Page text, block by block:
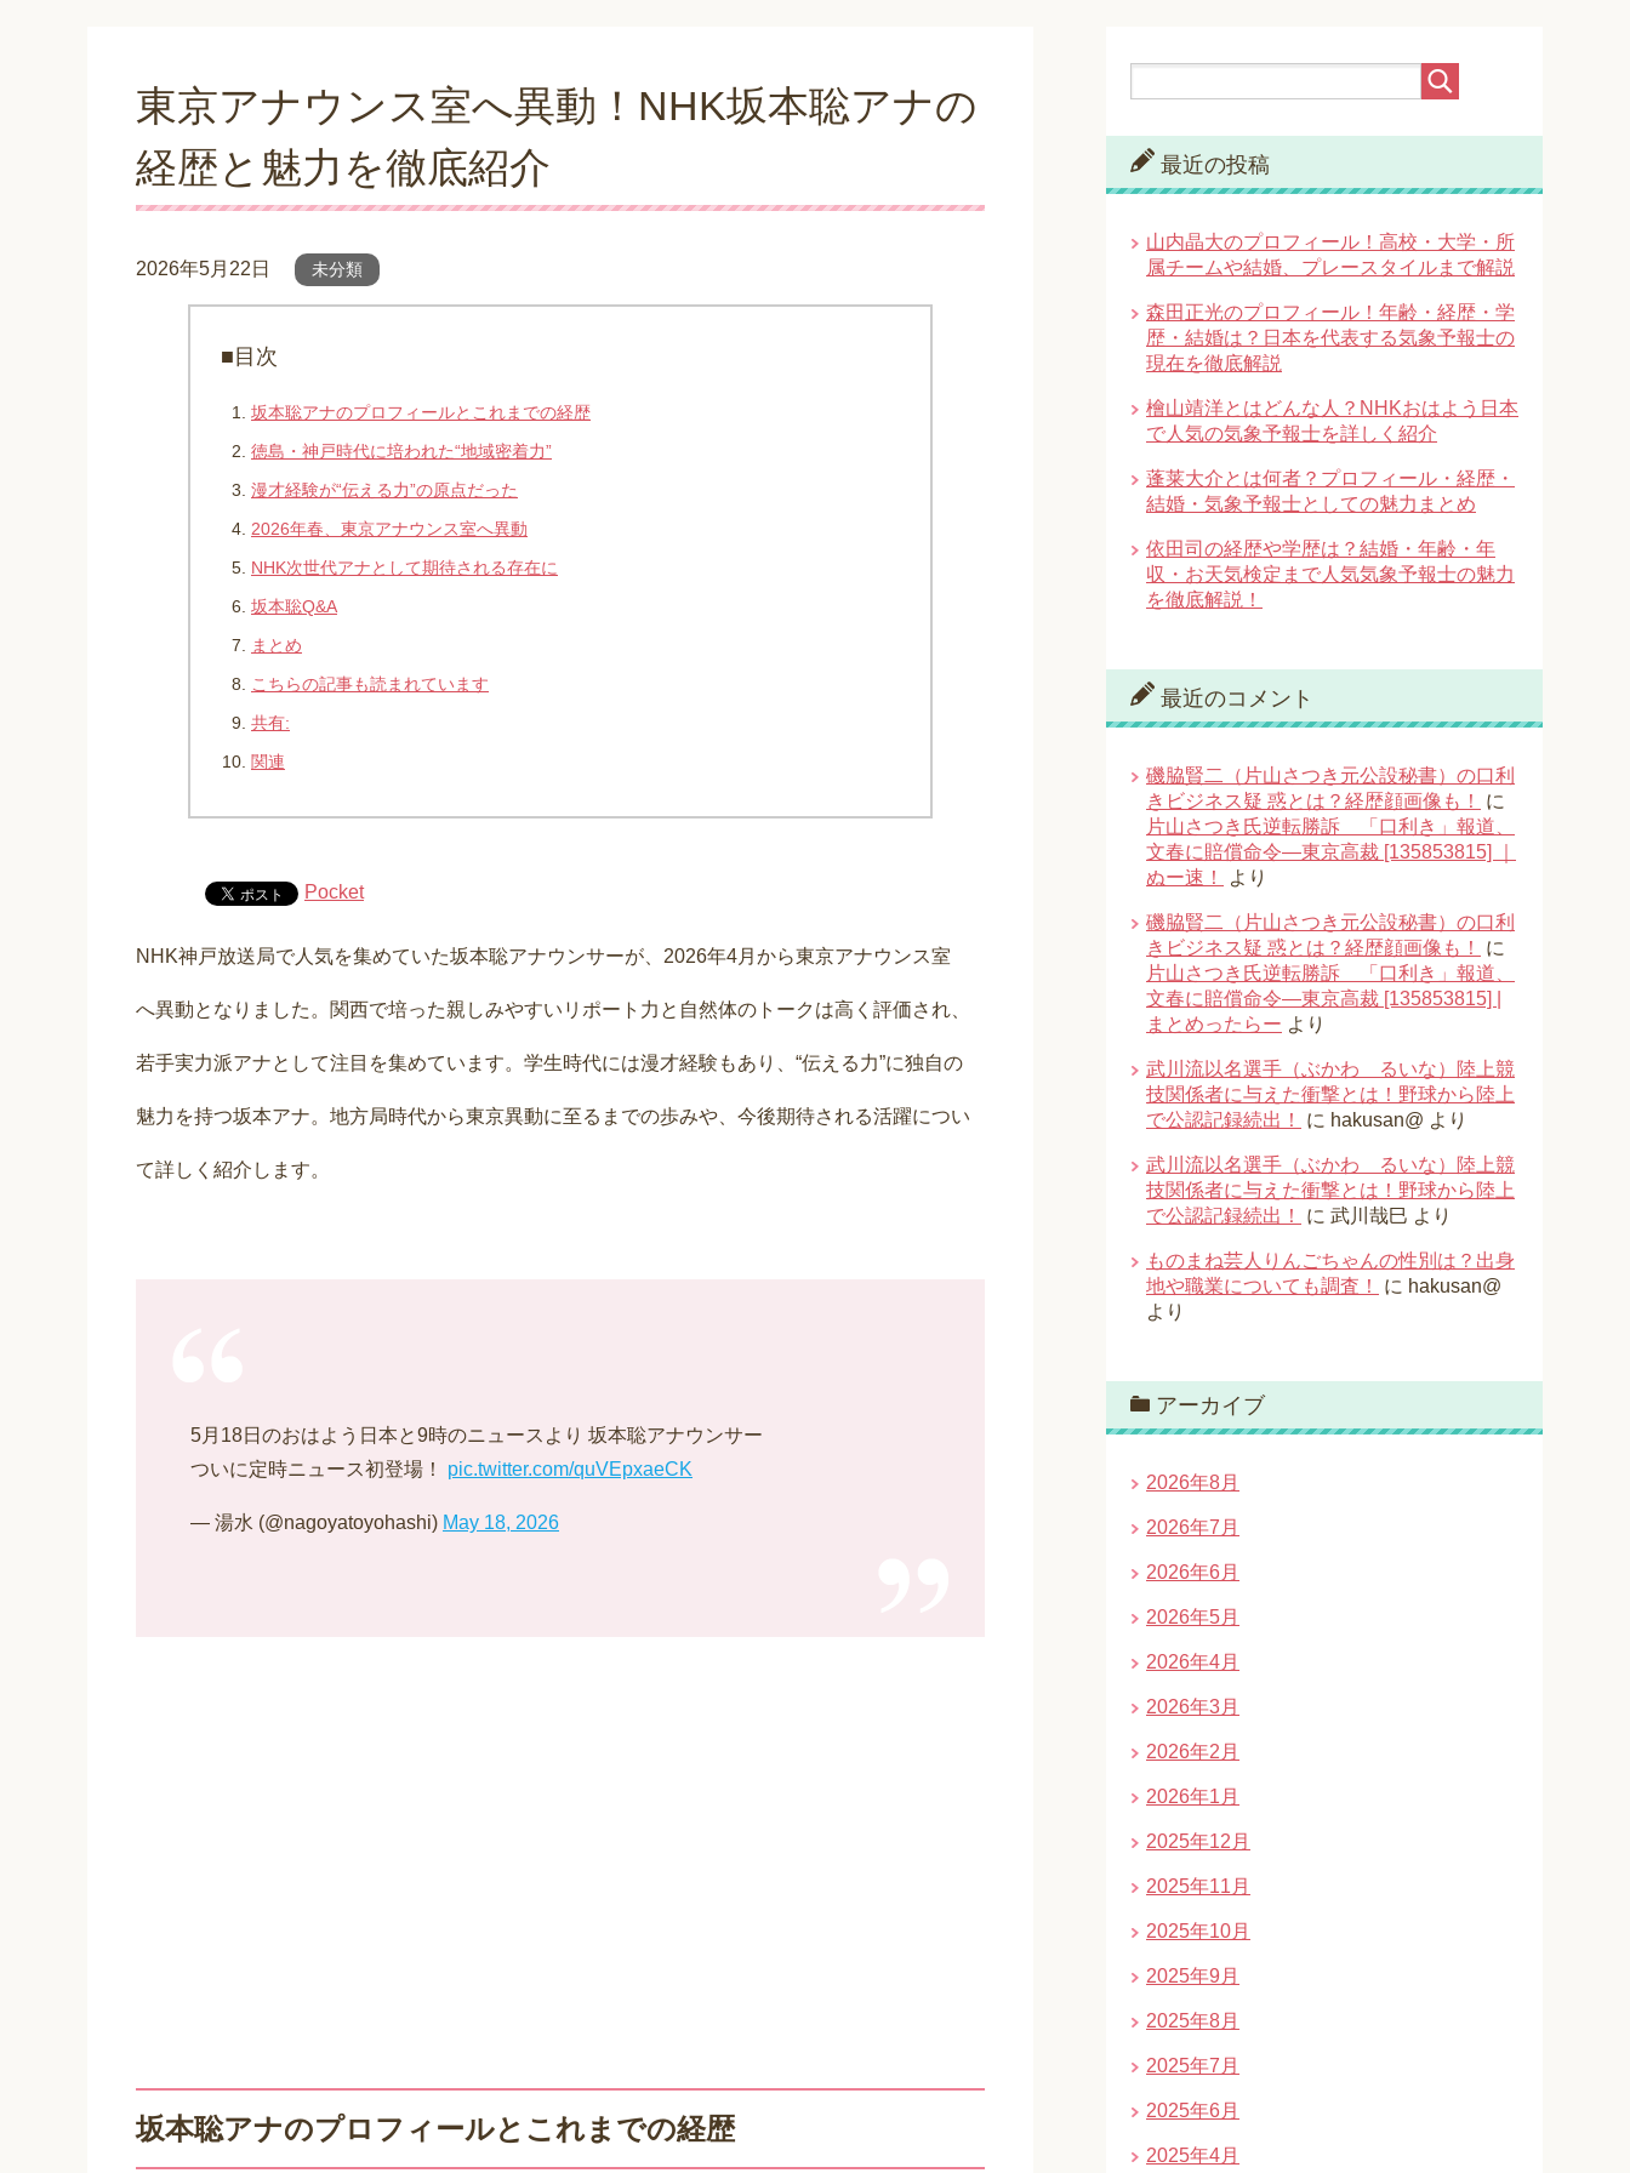
東京アナウンス室へ異動！NHK坂本聡アナの
経歴と魅力を徹底紹介
2026年5月22日 未分類
■目次
坂本聡アナのプロフィールとこれまでの経歴
徳島・神戸時代に培われた“地域密着力”
漫才経験が“伝える力”の原点だった
2026年春、東京アナウンス室へ異動
NHK次世代アナとして期待される存在に
坂本聡Q&A
まとめ
こちらの記事も読まれています
共有:
関連
Pocket
NHK神戸放送局で人気を集めていた坂本聡アナウンサーが、2026年4月から東京アナウンス室
へ異動となりました。関西で培った親しみやすいリポート力と自然体のトークは高く評価され、
若手実力派アナとして注目を集めています。学生時代には漫才経験もあり、“伝える力”に独自の
魅力を持つ坂本アナ。地方局時代から東京異動に至るまでの歩みや、今後期待される活躍につい
て詳しく紹介します。
5月18日のおはよう日本と9時のニュースより 坂本聡アナウンサー
ついに定時ニュース初登場！ pic.twitter.com/quVEpxaeCK
— 湯水 (@nagoyatoyohashi) May 18, 2026
坂本聡アナのプロフィールとこれまでの経歴
最近の投稿
山内晶大のプロフィール！高校・大学・所
属チームや結婚、プレースタイルまで解説
森田正光のプロフィール！年齢・経歴・学
歴・結婚は？日本を代表する気象予報士の
現在を徹底解説
檜山靖洋とはどんな人？NHKおはよう日本
で人気の気象予報士を詳しく紹介
蓬莱大介とは何者？プロフィール・経歴・
結婚・気象予報士としての魅力まとめ
依田司の経歴や学歴は？結婚・年齢・年
収・お天気検定まで人気気象予報士の魅力
を徹底解説！
最近のコメント
磯脇賢二（片山さつき元公設秘書）の口利
きビジネス疑 惑とは？経歴顔画像も！
に
片山さつき氏逆転勝訴 「口利き」報道、
文春に賠償命令―東京高裁 [135853815] ｜
ぬー速！
より
磯脇賢二（片山さつき元公設秘書）の口利
きビジネス疑 惑とは？経歴顔画像も！
に
片山さつき氏逆転勝訴 「口利き」報道、
文春に賠償命令―東京高裁 [135853815] |
まとめったらー より
武川流以名選手（ぶかわ るいな）陸上競
技関係者に与えた衝撃とは！野球から陸上
で公認記録続出！
に hakusan@ より
武川流以名選手（ぶかわ るいな）陸上競
技関係者に与えた衝撃とは！野球から陸上
で公認記録続出！
に 武川哉巳 より
ものまね芸人りんごちゃんの性別は？出身
地や職業についても調査！
に hakusan@
より
アーカイブ
2026年8月
2026年7月
2026年6月
2026年5月
2026年4月
2026年3月
2026年2月
2026年1月
2025年12月
2025年11月
2025年10月
2025年9月
2025年8月
2025年7月
2025年6月
2025年4月